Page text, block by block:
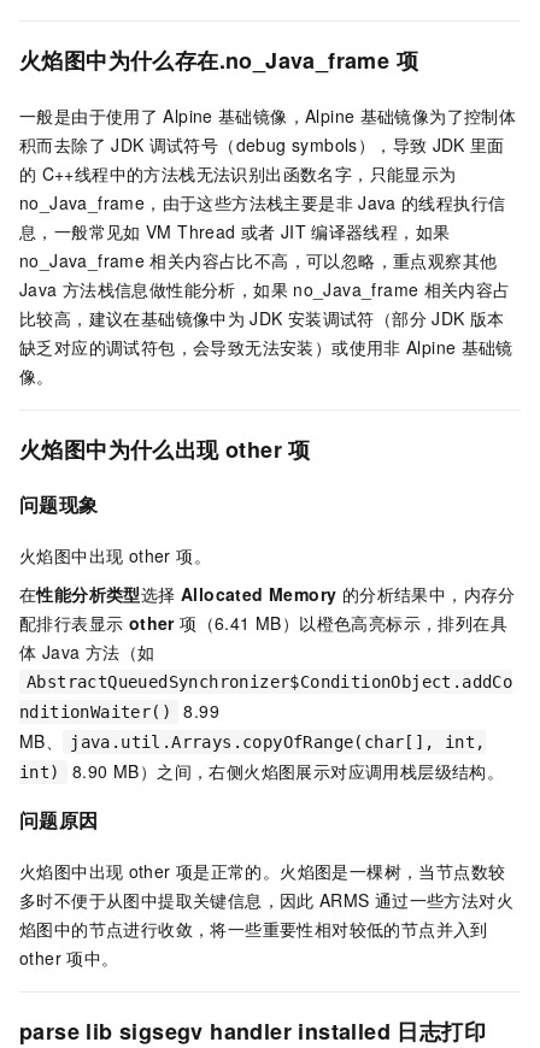
火焰图中为什么存在.no_Java_frame 项
一般是由于使用了 Alpine 基础镜像，Alpine 基础镜像为了控制体
积而去除了 JDK 调试符号（debug symbols），导致 JDK 里面
的 C++线程中的方法栈无法识别出函数名字，只能显示为
no_Java_frame，由于这些方法栈主要是非 Java 的线程执行信
息，一般常见如 VM Thread 或者 JIT 编译器线程，如果
no_Java_frame 相关内容占比不高，可以忽略，重点观察其他
Java 方法栈信息做性能分析，如果 no_Java_frame 相关内容占
比较高，建议在基础镜像中为 JDK 安装调试符（部分 JDK 版本
缺乏对应的调试符包，会导致无法安装）或使用非 Alpine 基础镜
像。
火焰图中为什么出现 other 项
问题现象
火焰图中出现 other 项。
在性能分析类型选择Allocated Memory 的分析结果中，内存分
配排行表显示 other项（6.41 MB）以橙色高亮标示，排列在具
体 Java 方法（如
AbstractQueuedSynchronizer$ConditionObject.addCo
nditionWaiter()
8.99
MB、
java.util.Arrays.copyOfRange(char[], int,
int)
8.90 MB）之间，右侧火焰图展示对应调用栈层级结构。
问题原因
火焰图中出现 other 项是正常的。火焰图是一棵树，当节点数较
多时不便于从图中提取关键信息，因此 ARMS 通过一些方法对火
焰图中的节点进行收敛，将一些重要性相对较低的节点并入到
other 项中。
parse lib sigsegv handler installed 日志打印